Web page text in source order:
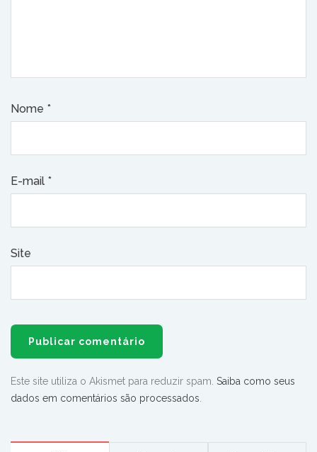
Nome *
E-mail *
Site
Este site utiliza o Akismet para reduzir spam. Saiba como seus
dados em comentários são processados.